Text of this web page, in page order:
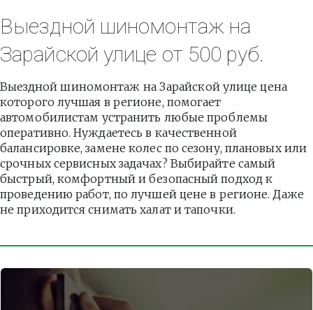
Выездной шиномонтаж на
Зарайской улице от 500 руб.
Выездной шиномонтаж на Зарайской улице цена
которого лучшая в регионе, помогает
автомобилистам устранить любые проблемы
оперативно. Нуждаетесь в качественной
балансировке, замене колес по сезону, плановых или
срочных сервисных задачах? Выбирайте самый
быстрый, комфортный и безопасный подход к
проведению работ, по лучшей цене в регионе. Даже
не приходится снимать халат и тапочки.